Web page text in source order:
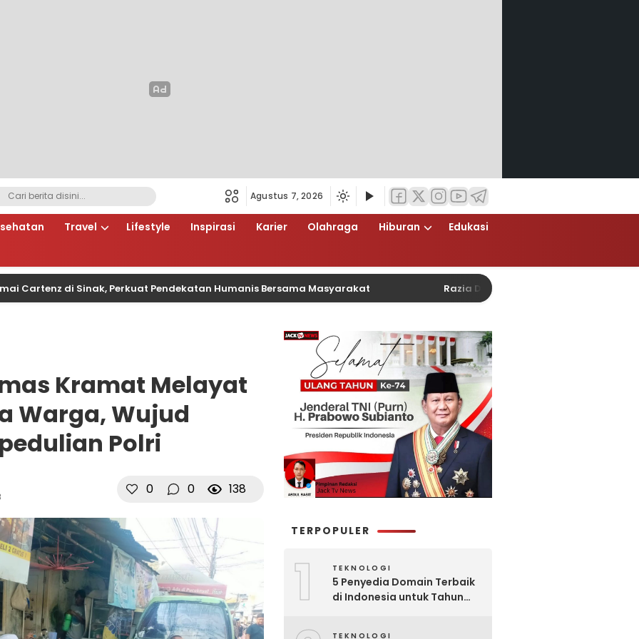
Agustus 7, 2026
Travel Lifestyle Inspirasi Karier Olahraga Hiburan Edukasi
di Sinak, Perkuat Pendekatan Humanis Bersama Masyarakat Razia Dini Hari Polsek Cempaka Putih
Kramat Melayat
Warga, Wujud
Polri
0 0 138
TERPOPULER
1 TEKNOLOGI
5 Penyedia Domain Terbaik
di Indonesia untuk Tahun
TEKNOLOGI